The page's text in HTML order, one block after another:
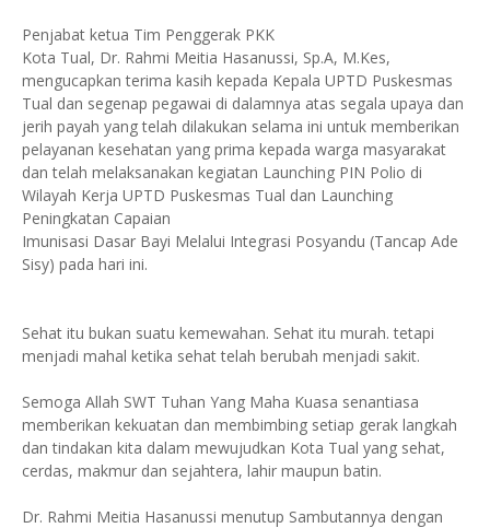
Penjabat ketua Tim Penggerak PKK
Kota Tual, Dr. Rahmi Meitia Hasanussi, Sp.A, M.Kes,
mengucapkan terima kasih kepada Kepala UPTD Puskesmas
Tual dan segenap pegawai di dalamnya atas segala upaya dan
jerih payah yang telah dilakukan selama ini untuk memberikan
pelayanan kesehatan yang prima kepada warga masyarakat
dan telah melaksanakan kegiatan Launching PIN Polio di
Wilayah Kerja UPTD Puskesmas Tual dan Launching
Peningkatan Capaian
Imunisasi Dasar Bayi Melalui Integrasi Posyandu (Tancap Ade
Sisy) pada hari ini.
Sehat itu bukan suatu kemewahan. Sehat itu murah. tetapi
menjadi mahal ketika sehat telah berubah menjadi sakit.
Semoga Allah SWT Tuhan Yang Maha Kuasa senantiasa
memberikan kekuatan dan membimbing setiap gerak langkah
dan tindakan kita dalam mewujudkan Kota Tual yang sehat,
cerdas, makmur dan sejahtera, lahir maupun batin.
Dr. Rahmi Meitia Hasanussi menutup Sambutannya dengan